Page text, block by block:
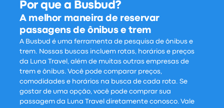
Por que a Busbud?
A melhor maneira de reservar
passagens de ônibus e trem
A Busbud é uma ferramenta de pesquisa de ônibus e
trem. Nossas buscas incluem rotas, horários e preços
da Luna Travel, além de muitas outras empresas de
trem e ônibus. Você pode comparar preços,
comodidades e horários na busca de cada rota. Se
gostar de uma opção, você pode comprar sua
passagem da Luna Travel diretamente conosco. Vale